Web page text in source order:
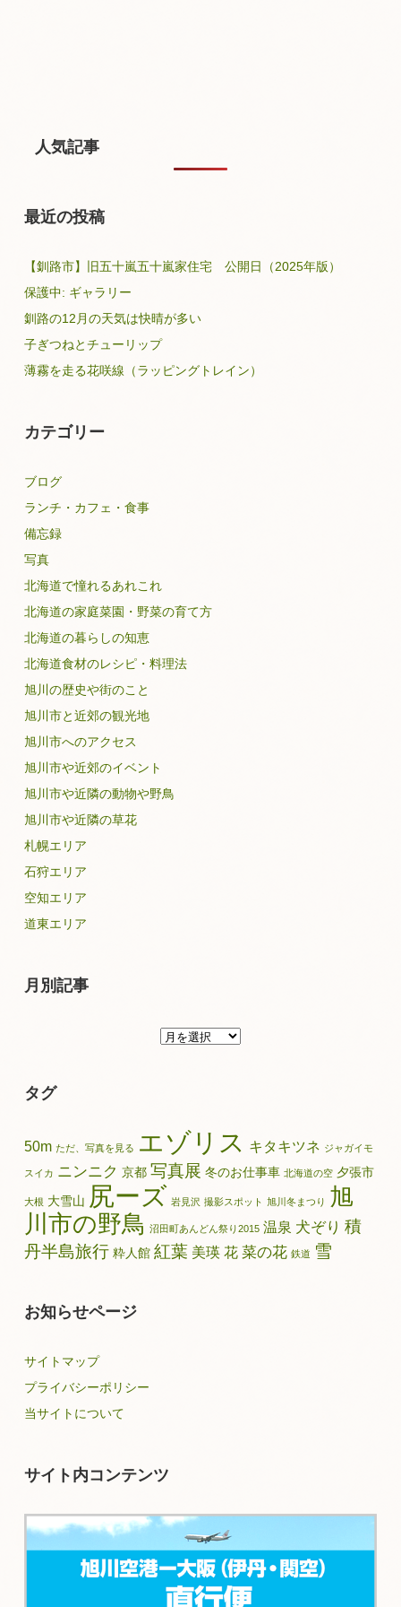
人気記事
最近の投稿
【釧路市】旧五十嵐五十嵐家住宅 公開日（2025年版）
保護中: ギャラリー
釧路の12月の天気は快晴が多い
子ぎつねとチューリップ
薄霧を走る花咲線（ラッピングトレイン）
カテゴリー
ブログ
ランチ・カフェ・食事
備忘録
写真
北海道で憧れるあれこれ
北海道の家庭菜園・野菜の育て方
北海道の暮らしの知恵
北海道食材のレシピ・料理法
旭川の歴史や街のこと
旭川市と近郊の観光地
旭川市へのアクセス
旭川市や近郊のイベント
旭川市や近隣の動物や野鳥
旭川市や近隣の草花
札幌エリア
石狩エリア
空知エリア
道東エリア
月別記事
月
タグ
50m ただ、写真を見る エゾリス キタキツネ ジャガイモ
スイカ ニンニク 京都 写真展 冬のお仕事車 北海道の空 夕張市
大根 大雪山 尻ーズ 岩見沢 撮影スポット 旭川冬まつり 旭
川市の野鳥 沼田町あんどん祭り2015 温泉 犬ぞり 積
丹半島旅行 粋人館 紅葉 美瑛 花 菜の花 鉄道 雪
お知らせページ
サイトマップ
プライバシーポリシー
当サイトについて
サイト内コンテンツ